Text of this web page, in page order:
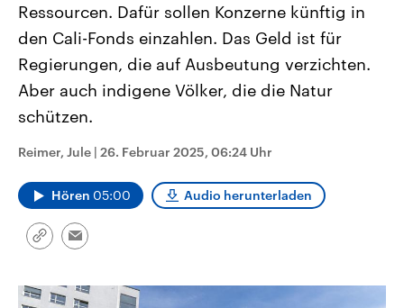
Landtagswahl Sachsen-Anhalt
2026
Alle Informationen
Sachsen-Anhalt wählt am 6.
September 2026 einen neuen
Landtag. Seit 2021 wird das
Bundesland von einer Koalition aus
Umfragen, Prognosen,
Wahlprogramme, aktuelle Berichte
und Kandidaten der anstehenden
Wahl.
USA
Aktuelle Beiträge,
Hintergründe
Wirtschaftlich und
gehören die Vereinigten
den mächtigsten Ländern
Ressourcen. Dafür sollen Konzerne künftig in
den Cali-Fonds einzahlen. Das Geld ist für
Regierungen, die auf Ausbeutung verzichten.
Aber auch indigene Völker, die die Natur
schützen.
Reimer, Jule | 26. Februar 2025, 06:24 Uhr
Hören 05:00 Audio herunterladen
Link
Email